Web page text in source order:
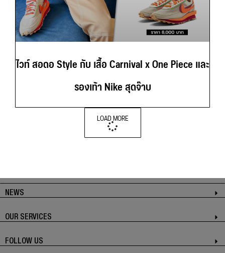
ไวท์ สอดอ Style กับ เสื้อ Carnival x One Piece และ
รองเท้า Nike สุดจ๊าบ
LOAD MORE
NEWS
OUR SERVICES
FOLLOW US